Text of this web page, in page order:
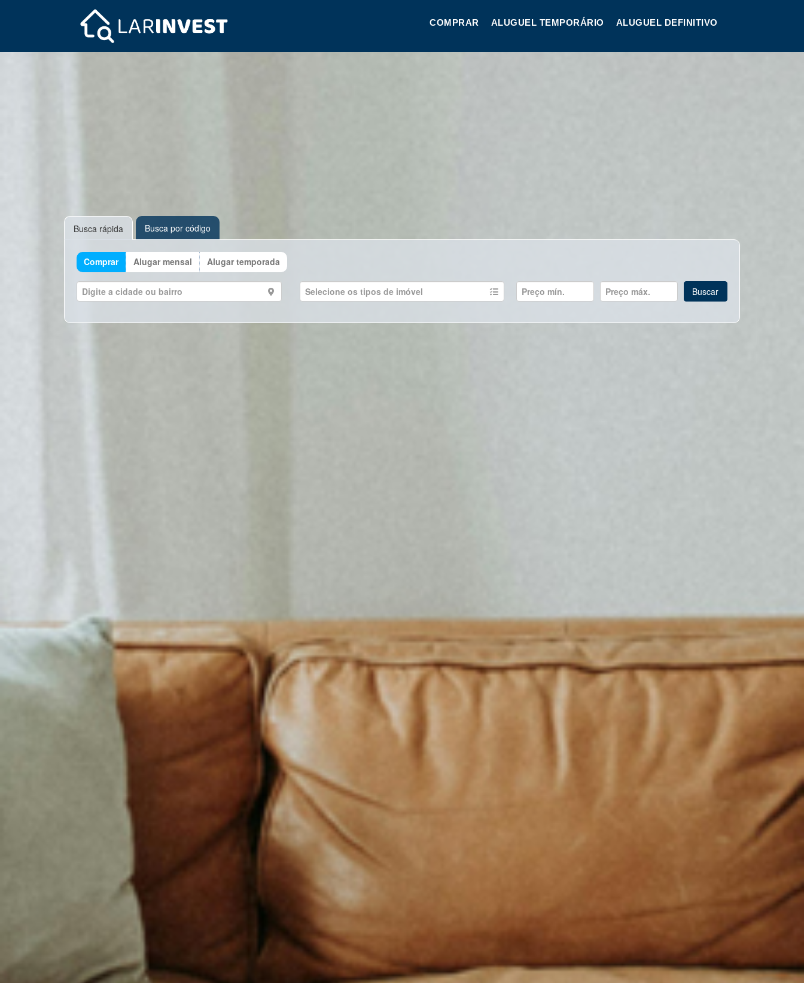
COMPRAR ALUGUEL TEMPORÁRIO ALUGUEL DEFINITIVO
Busca rápida Busca por código
Comprar Alugar mensal Alugar temporada